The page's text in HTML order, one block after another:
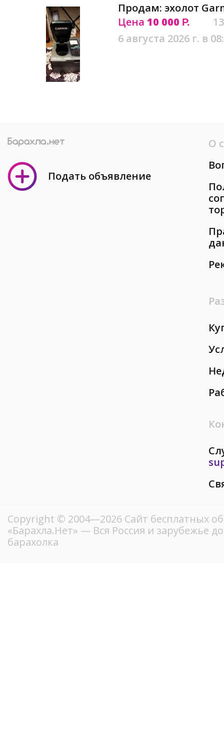
Продам: эхолот
Цена 10 000 Р.
6 августа 2026 г. в
Подать объявление
О
Copyright © 2004—2026 Сайт бесплатных
«Барахла.Нет» — Вся Россия и зарубежье
барахолка